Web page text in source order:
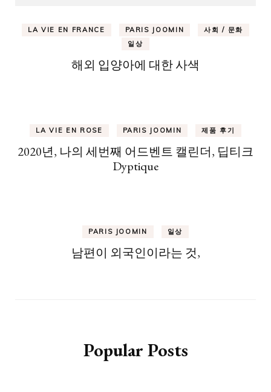
LA VIE EN FRANCE PARIS JOOMIN
사회 / 문화
일상
해외 입양아에 대한 사색
LA VIE EN ROSE PARIS JOOMIN 제품 후기
2020년, 나의 세번째 어드벤트 캘린더, 딥티크
Dyptique
PARIS JOOMIN 일상
남편이 외국인이라는 것,
Popular Posts